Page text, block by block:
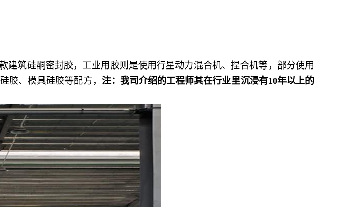
建筑硅酮密封胶，工业用胶则是使用行星动力混合机、捏合机等，部分使用
胶、模具硅胶等配方， 注：我司介绍的工程师其在行业里沉浸有10年以上的